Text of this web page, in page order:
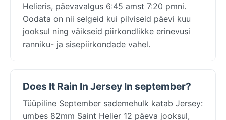
Helieris, päevavalgus 6:45 amst 7:20 pmni.
Oodata on nii selgeid kui pilviseid päevi kuu
jooksul ning väikseid piirkondlikke erinevusi
ranniku- ja sisepiirkondade vahel.
Does It Rain In Jersey In september?
Tüüpiline September sademehulk katab Jersey:
umbes 82mm Saint Helier 12 päeva jooksul,